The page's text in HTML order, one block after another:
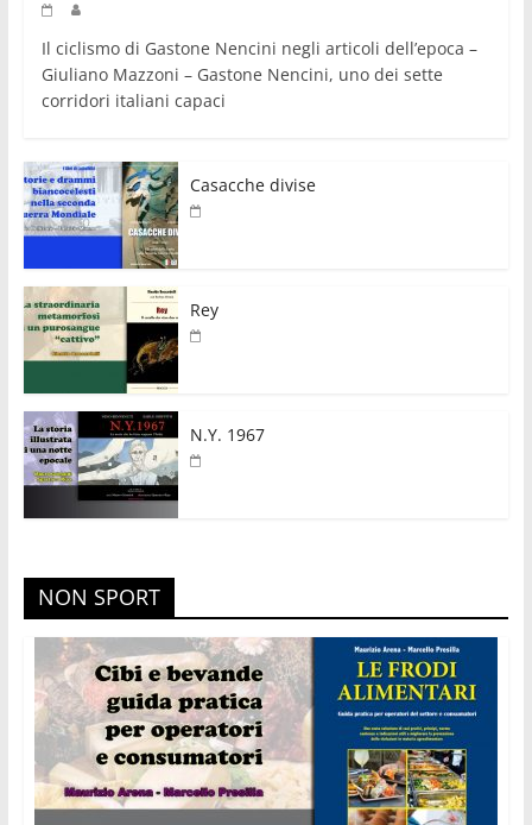
Il ciclismo di Gastone Nencini negli articoli dell’epoca –
Giuliano Mazzoni – Gastone Nencini, uno dei sette
corridori italiani capaci
Casacche divise
Rey
N.Y. 1967
NON SPORT